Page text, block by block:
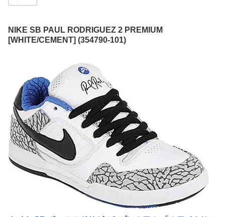
NIKE SB PAUL RODRIGUEZ 2 PREMIUM
[WHITE/CEMENT] (354790-101)